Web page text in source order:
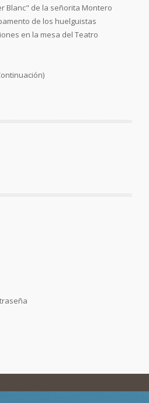
Blanc" de la señorita Montero
de los huelguistas
en la mesa del Teatro